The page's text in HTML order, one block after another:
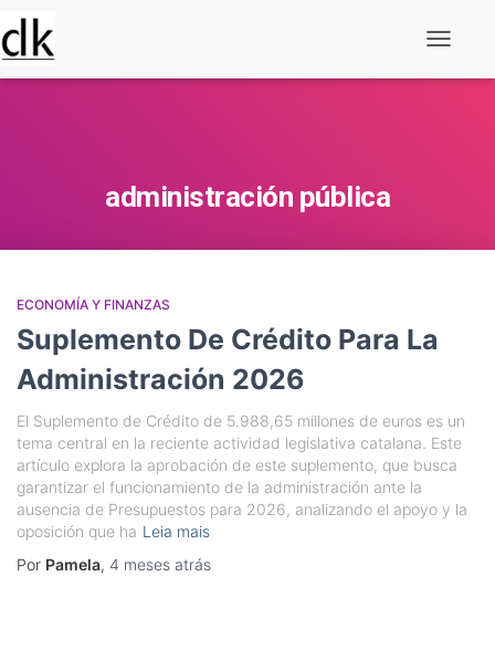
administración pública
ECONOMÍA Y FINANZAS
Suplemento De Crédito Para La
Administración 2026
El Suplemento de Crédito de 5.988,65 millones de euros es un
tema central en la reciente actividad legislativa catalana. Este
artículo explora la aprobación de este suplemento, que busca
garantizar el funcionamiento de la administración ante la
ausencia de Presupuestos para 2026, analizando el apoyo y la
oposición que ha Leia mais
Por Pamela, 4 meses atrás